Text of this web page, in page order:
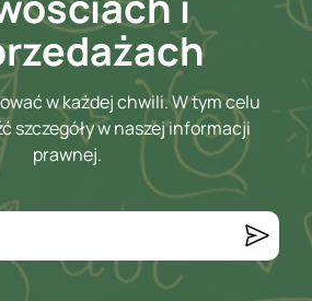
w każdej chwili. W tym celu
szczegóły w naszej informacji
prawnej.